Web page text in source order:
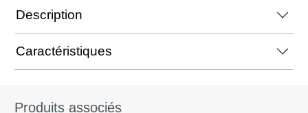
Description
Caractéristiques
Produits associés